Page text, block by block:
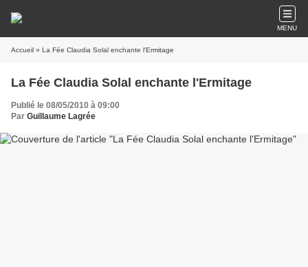
MENU
Accueil » La Fée Claudia Solal enchante l'Ermitage
La Fée Claudia Solal enchante l'Ermitage
Publié le 08/05/2010 à 09:00
Par Guillaume Lagrée